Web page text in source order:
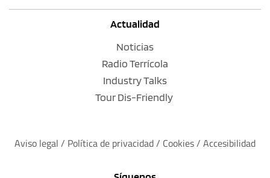
Actualidad
Noticias
Radio Terrícola
Industry Talks
Tour Dis-Friendly
Aviso legal / Política de privacidad / Cookies / Accesibilidad